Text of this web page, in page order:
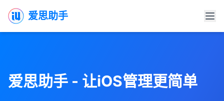
爱思助手
爱思助手 - 让iOS管理更简单